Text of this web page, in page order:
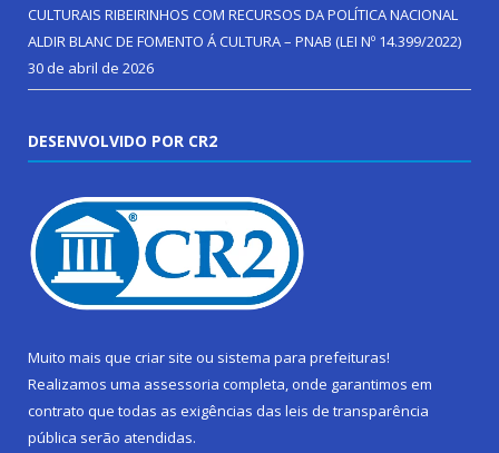
CULTURAIS RIBEIRINHOS COM RECURSOS DA POLÍTICA NACIONAL
ALDIR BLANC DE FOMENTO Á CULTURA – PNAB (LEI Nº 14.399/2022)
30 de abril de 2026
DESENVOLVIDO POR CR2
Muito mais que criar site ou sistema para prefeituras!
Realizamos uma assessoria completa, onde garantimos em
contrato que todas as exigências das leis de transparência
pública serão atendidas.